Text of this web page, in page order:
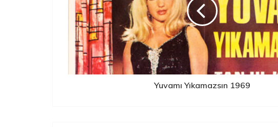
Yuvamı Yıkamazsın 1969